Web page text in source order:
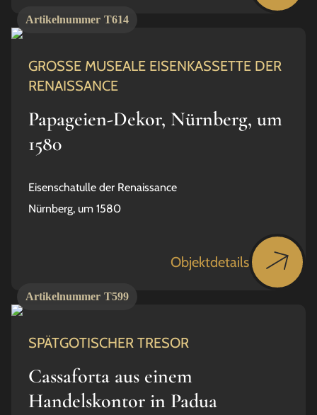
Artikelnummer T614
GROSSE MUSEALE EISENKASSETTE DER
RENAISSANCE
Papageien-Dekor, Nürnberg, um
1580
Eisenschatulle der Renaissance
Nürnberg, um 1580
Objektdetails
Artikelnummer T599
SPÄTGOTISCHER TRESOR
Cassaforta aus einem
Handelskontor in Padua